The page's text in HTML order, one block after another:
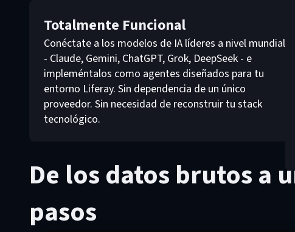
Totalmente Funcional
Conéctate a los modelos de IA líderes a nivel mundial
- Claude, Gemini, ChatGPT, Grok, DeepSeek - e
impleméntalos como agentes diseñados para tu
entorno Liferay. Sin dependencia de un único
proveedor. Sin necesidad de reconstruir tu stack
tecnológico.
De los datos brutos a
pasos